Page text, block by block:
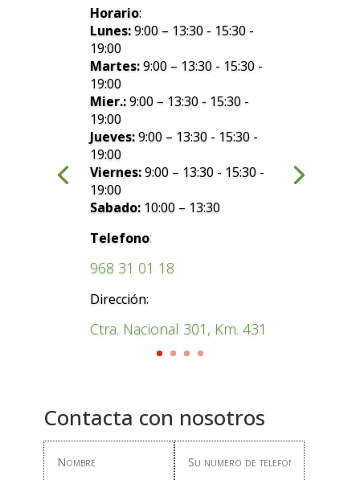
Horario:
Lunes:9:00 – 13:30 - 15:30 -
19:00
Martes:9:00 – 13:30 - 15:30 -
19:00
Mier.:9:00 – 13:30 - 15:30 -
19:00
Jueves:9:00 – 13:30 - 15:30 -
19:00
Viernes:9:00 – 13:30 - 15:30 -
19:00
Sabado: 10:00 – 13:30
Telefono:
968 31 01 18
Dirección:
Ctra. Nacional 301, Km. 431
Contacta con nosotros